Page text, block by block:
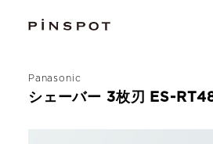
Panasonic
シェーバー 3枚刃 ES-